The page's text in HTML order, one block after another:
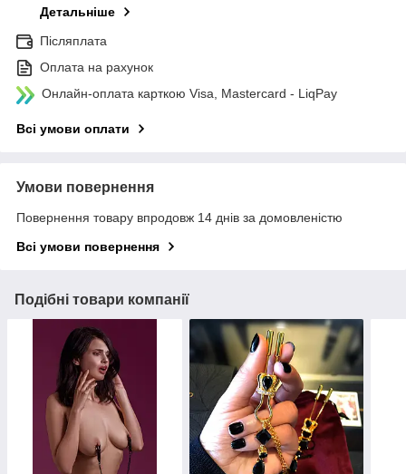
Детальніше
Післяплата
Оплата на рахунок
Онлайн-оплата карткою Visa, Mastercard - LiqPay
Всі умови оплати
Умови повернення
Повернення товару впродовж 14 днів за домовленістю
Всі умови повернення
Подібні товари компанії